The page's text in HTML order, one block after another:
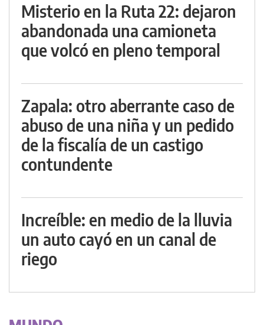
Misterio en la Ruta 22: dejaron
abandonada una camioneta
que volcó en pleno temporal
Zapala: otro aberrante caso de
abuso de una niña y un pedido
de la fiscalía de un castigo
contundente
Increíble: en medio de la lluvia
un auto cayó en un canal de
riego